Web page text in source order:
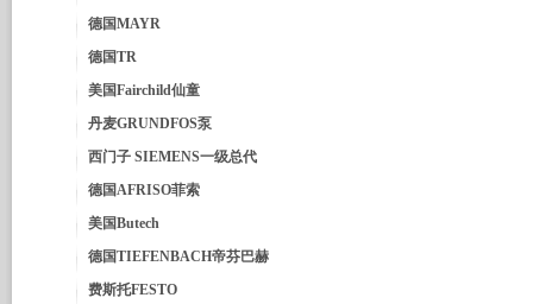
德国MAYR
德国TR
美国Fairchild仙童
丹麦GRUNDFOS泵
西门子 SIEMENS一级总代
德国AFRISO菲索
美国Butech
德国TIEFENBACH帝芬巴赫
费斯托FESTO